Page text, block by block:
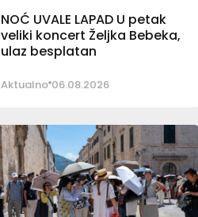
NOĆ UVALE LAPAD U petak
veliki koncert Željka Bebeka,
ulaz besplatan
Aktualno 06.08.2026